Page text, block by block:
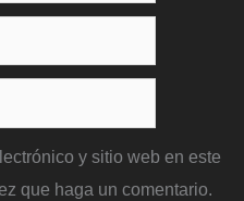
y sitio web en este
que haga un comentario.